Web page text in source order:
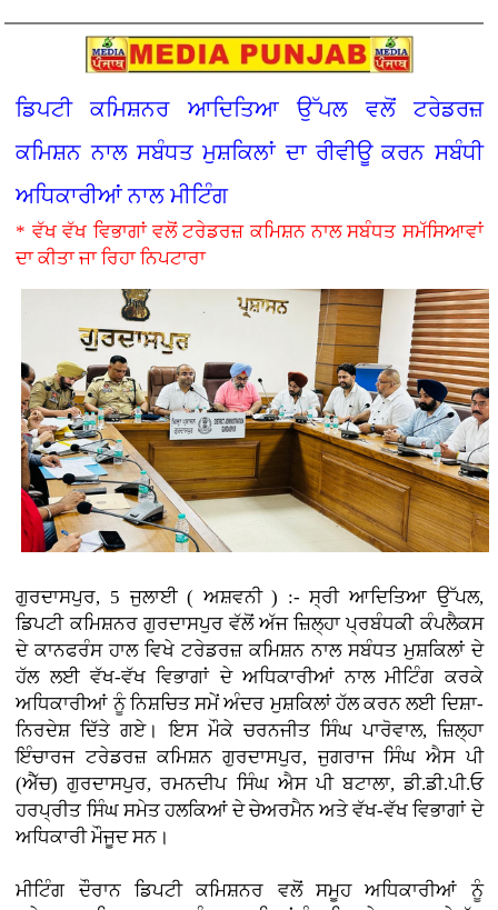
ਡਿਪਟੀ ਕਮਿਸ਼ਨਰ ਆਦਿਤਿਆ ਉੱਪਲ ਵਲੋਂ ਟਰੇਡਰਜ਼
ਕਮਿਸ਼ਨ ਨਾਲ ਸਬੰਧਤ ਮੁਸ਼ਕਿਲਾਂ ਦਾ ਰੀਵੀਊ ਕਰਨ ਸਬੰਧੀ
ਅਧਿਕਾਰੀਆਂ ਨਾਲ ਮੀਟਿੰਗ
* ਵੱਖ ਵੱਖ ਵਿਭਾਗਾਂ ਵਲੋਂ ਟਰੇਡਰਜ਼ ਕਮਿਸ਼ਨ ਨਾਲ ਸਬੰਧਤ ਸਮੱਸਿਆਵਾਂ
ਦਾ ਕੀਤਾ ਜਾ ਰਿਹਾ ਨਿਪਟਾਰਾ
ਗੁਰਦਾਸਪੁਰ, 5 ਜੁਲਾਈ ( ਅਸ਼ਵਨੀ ) :- ਸ੍ਰੀ ਆਦਿਤਿਆ ਉੱਪਲ,
ਡਿਪਟੀ ਕਮਿਸ਼ਨਰ ਗੁਰਦਾਸਪੁਰ ਵੱਲੋਂ ਅੱਜ ਜ਼ਿਲ੍ਹਾ ਪ੍ਰਬੰਧਕੀ ਕੰਪਲੈਕਸ
ਦੇ ਕਾਨਫਰੰਸ ਹਾਲ ਵਿਖੇ ਟਰੇਡਰਜ਼ ਕਮਿਸ਼ਨ ਨਾਲ ਸਬੰਧਤ ਮੁਸ਼ਕਿਲਾਂ ਦੇ
ਹੱਲ ਲਈ ਵੱਖ-ਵੱਖ ਵਿਭਾਗਾਂ ਦੇ ਅਧਿਕਾਰੀਆਂ ਨਾਲ ਮੀਟਿੰਗ ਕਰਕੇ
ਅਧਿਕਾਰੀਆਂ ਨੂੰ ਨਿਸ਼ਚਿਤ ਸਮੇਂ ਅੰਦਰ ਮੁਸ਼ਕਿਲਾਂ ਹੱਲ ਕਰਨ ਲਈ ਦਿਸ਼ਾ-
ਨਿਰਦੇਸ਼ ਦਿੱਤੇ ਗਏ। ਇਸ ਮੌਕੇ ਚਰਨਜੀਤ ਸਿੰਘ ਪਾਰੋਵਾਲ, ਜ਼ਿਲ੍ਹਾ
ਇੰਚਾਰਜ ਟਰੇਡਰਜ਼ ਕਮਿਸ਼ਨ ਗੁਰਦਾਸਪੁਰ, ਜੁਗਰਾਜ ਸਿੰਘ ਐਸ ਪੀ
(ਐੱਚ) ਗੁਰਦਾਸਪੁਰ, ਰਮਨਦੀਪ ਸਿੰਘ ਐਸ ਪੀ ਬਟਾਲਾ, ਡੀ.ਡੀ.ਪੀ.ਓ
ਹਰਪ੍ਰੀਤ ਸਿੰਘ ਸਮੇਤ ਹਲਕਿਆਂ ਦੇ ਚੇਅਰਮੈਨ ਅਤੇ ਵੱਖ-ਵੱਖ ਵਿਭਾਗਾਂ ਦੇ
ਅਧਿਕਾਰੀ ਮੌਜੂਦ ਸਨ।
ਮੀਟਿੰਗ ਦੌਰਾਨ ਡਿਪਟੀ ਕਮਿਸ਼ਨਰ ਵਲੋਂ ਸਮੂਹ ਅਧਿਕਾਰੀਆਂ ਨੂੰ